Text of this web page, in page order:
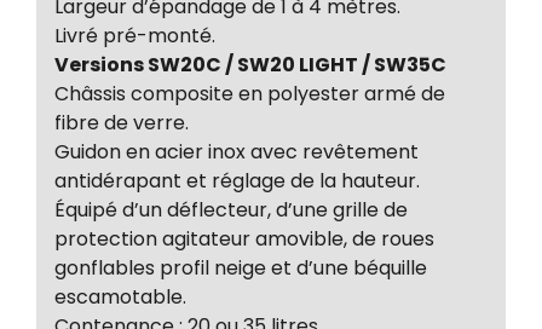
Largeur d’épandage de 1 à 4 mètres.
Livré pré-monté.
Versions SW20C / SW20 LIGHT / SW35C
Châssis composite en polyester armé de
fibre de verre.
Guidon en acier inox avec revêtement
antidérapant et réglage de la hauteur.
Équipé d’un déflecteur, d’une grille de
protection agitateur amovible, de roues
gonflables profil neige et d’une béquille
escamotable.